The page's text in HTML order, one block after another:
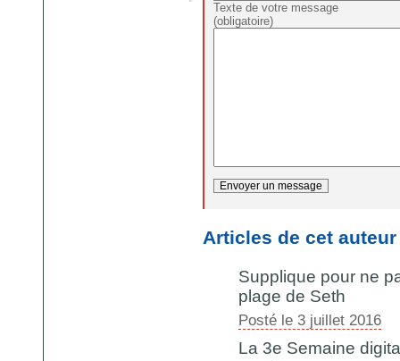
Texte de votre message
(obligatoire)
Articles de cet auteur
Supplique pour ne
plage de Seth
Posté le 3 juillet 2016
La 3e Semaine